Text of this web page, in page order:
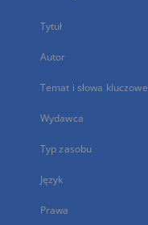
Tytuł
Autor
Temat i słowa kluczowe
Wydawca
Typ zasobu
Język
Prawa